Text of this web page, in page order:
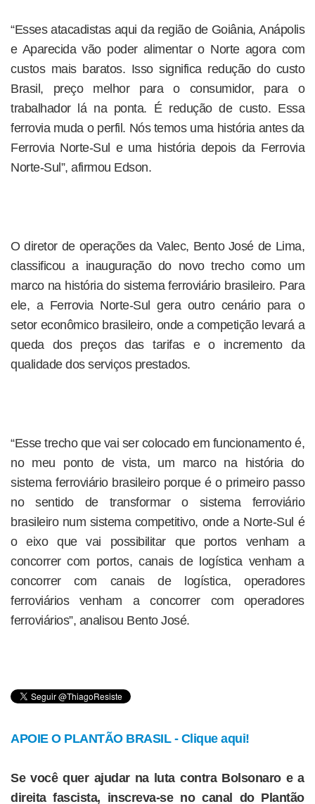
“Esses atacadistas aqui da região de Goiânia, Anápolis
e Aparecida vão poder alimentar o Norte agora com
custos mais baratos. Isso significa redução do custo
Brasil, preço melhor para o consumidor, para o
trabalhador lá na ponta. É redução de custo. Essa
ferrovia muda o perfil. Nós temos uma história antes da
Ferrovia Norte-Sul e uma história depois da Ferrovia
Norte-Sul”, afirmou Edson.
O diretor de operações da Valec, Bento José de Lima,
classificou a inauguração do novo trecho como um
marco na história do sistema ferroviário brasileiro. Para
ele, a Ferrovia Norte-Sul gera outro cenário para o
setor econômico brasileiro, onde a competição levará a
queda dos preços das tarifas e o incremento da
qualidade dos serviços prestados.
“Esse trecho que vai ser colocado em funcionamento é,
no meu ponto de vista, um marco na história do
sistema ferroviário brasileiro porque é o primeiro passo
no sentido de transformar o sistema ferroviário
brasileiro num sistema competitivo, onde a Norte-Sul é
o eixo que vai possibilitar que portos venham a
concorrer com portos, canais de logística venham a
concorrer com canais de logística, operadores
ferroviários venham a concorrer com operadores
ferroviários”, analisou Bento José.
APOIE O PLANTÃO BRASIL - Clique aqui!
Se você quer ajudar na luta contra Bolsonaro e a
direita fascista, inscreva-se no canal do Plantão